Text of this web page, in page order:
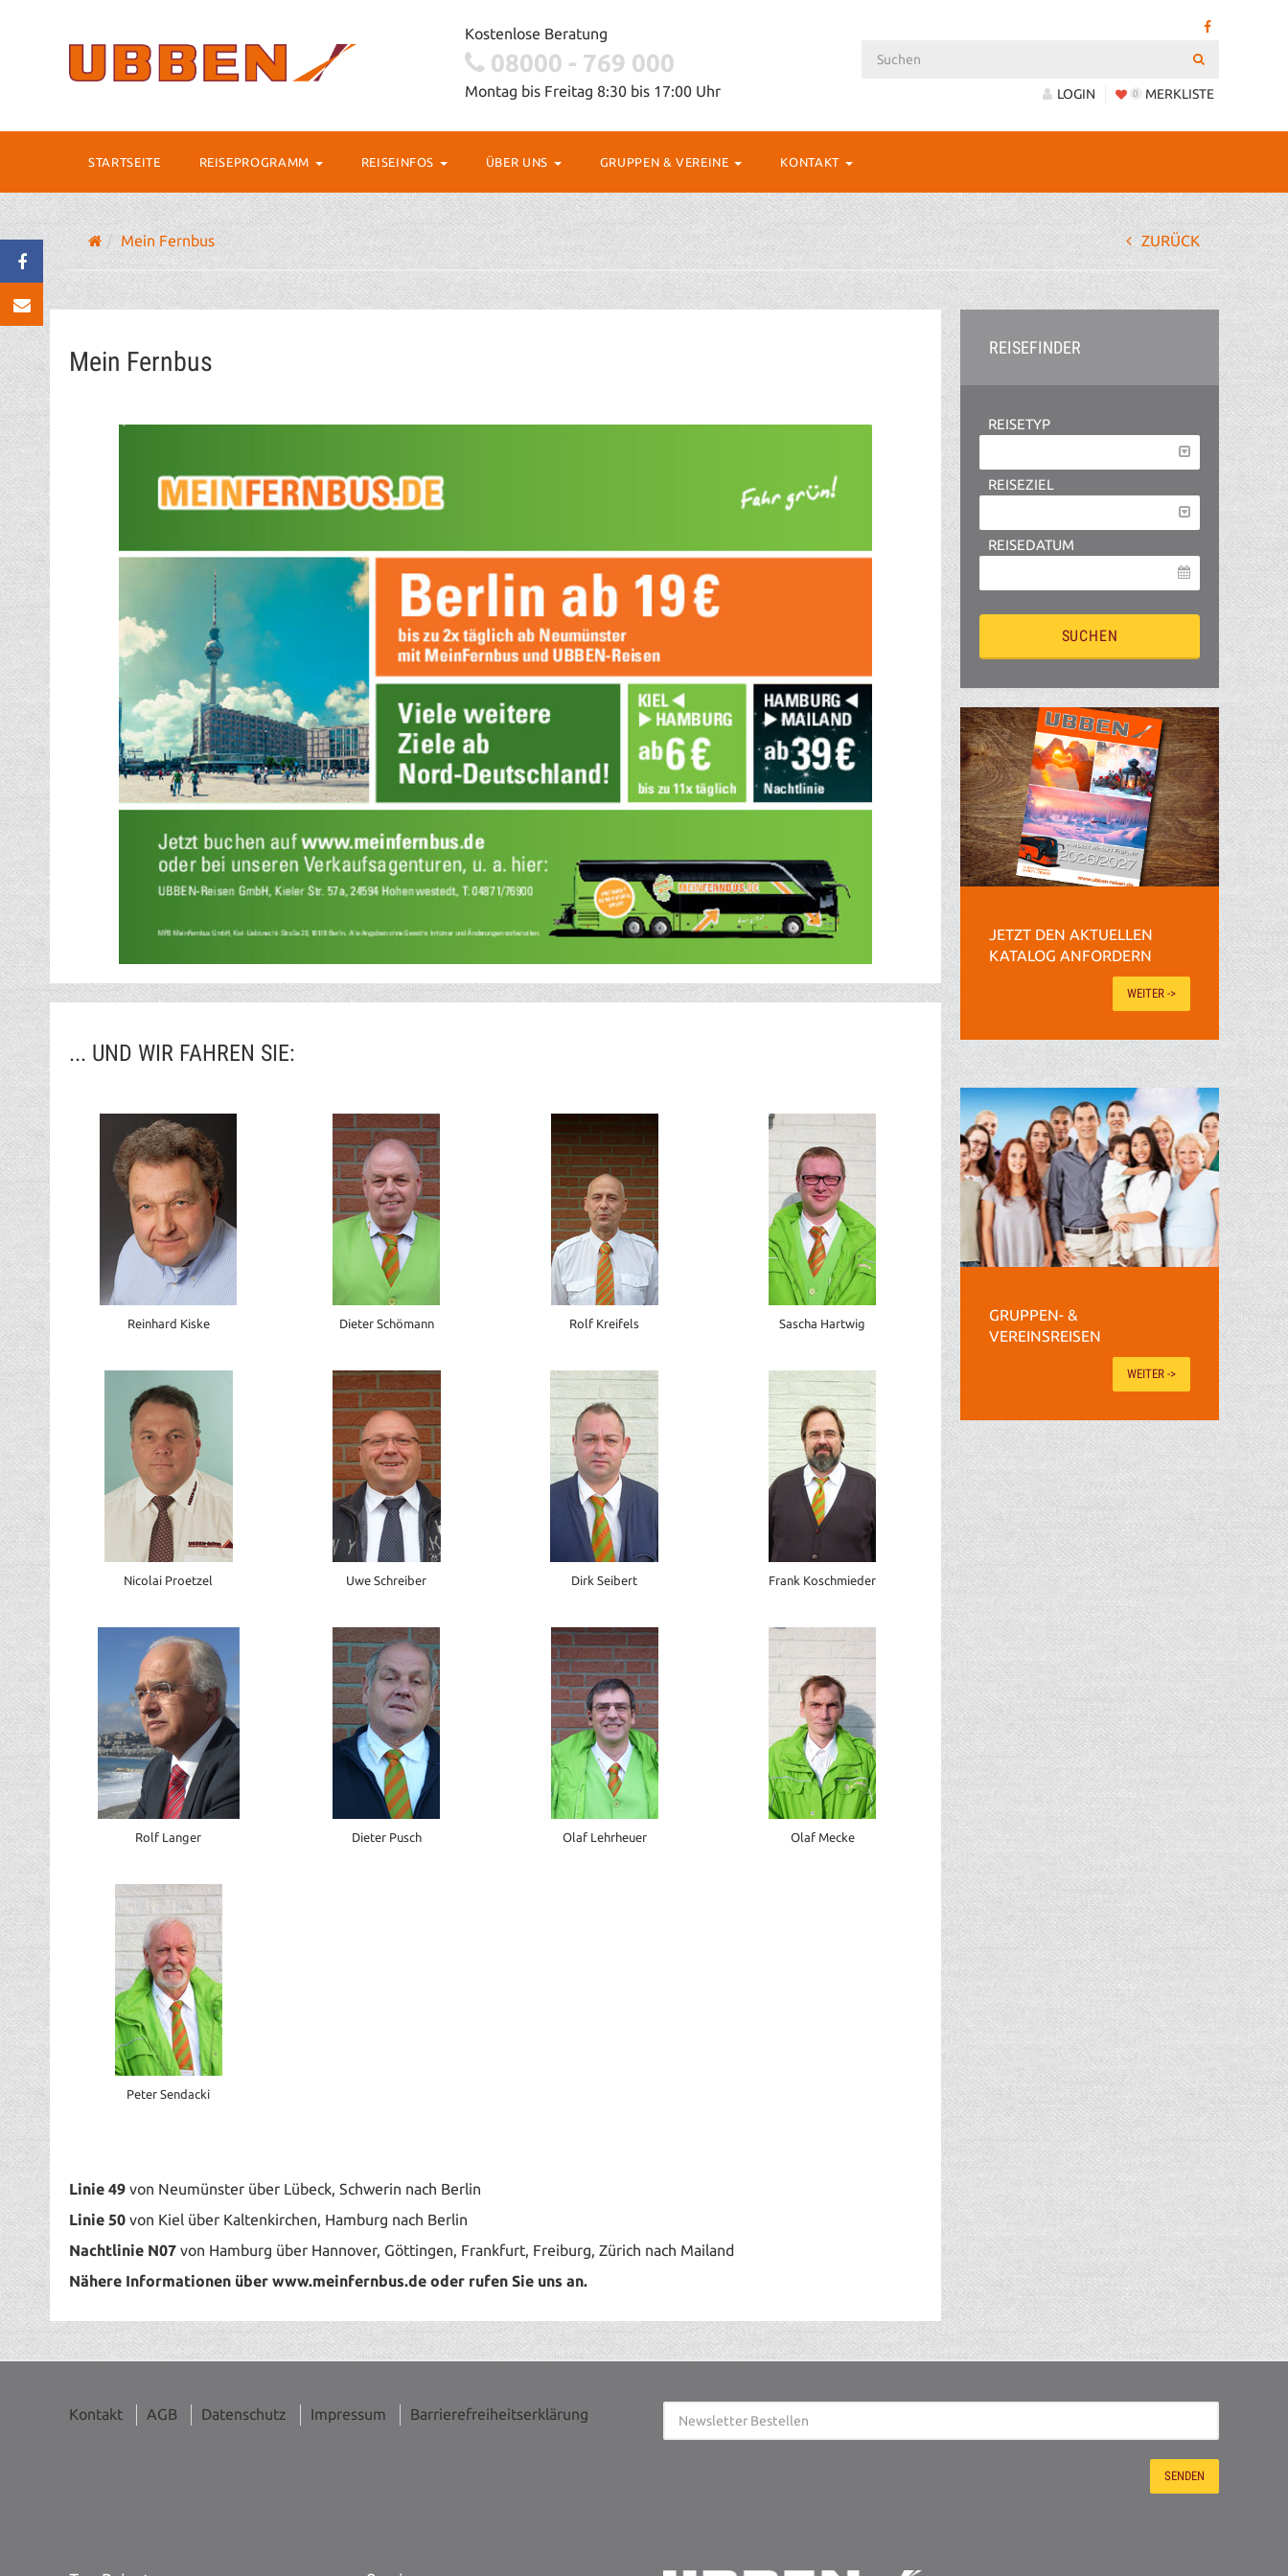
Kostenlose Beratung
08000 - 769 000
Montag bis Freitag 8:30 bis 17:00 Uhr LOGIN 0 MERKLISTE
STARTSEITE REISEPROGRAMM REISEINFOS ÜBER UNS GRUPPEN & VEREINE KONTAKT
Mein Fernbus ZURÜCK
Mein Fernbus
... UND WIR FAHREN SIE:
Reinhard Kiske
Nicolai Proetzel
Rolf Langer
Peter Sendacki
Dieter Schömann
Uwe Schreiber
Dieter Pusch
Rolf Kreifels
Dirk Seibert
Olaf Lehrheuer
Sascha Hartwig
Frank Koschmieder
Olaf Mecke
Linie 49 von Neumünster über Lübeck, Schwerin nach Berlin
Linie 50 von Kiel über Kaltenkirchen, Hamburg nach Berlin
Nachtlinie N07 von Hamburg über Hannover, Göttingen, Frankfurt, Freiburg, Zürich nach Mailand
Nähere Informationen über www.meinfernbus.de oder rufen Sie uns an.
REISEFINDER
REISETYP
REISEZIEL
REISEDATUM
JETZT DEN AKTUELLEN
KATALOG ANFORDERN
WEITER ->
GRUPPEN- &
VEREINSREISEN
WEITER ->
Kontakt AGB Datenschutz Impressum Barrierefreiheitserklärung